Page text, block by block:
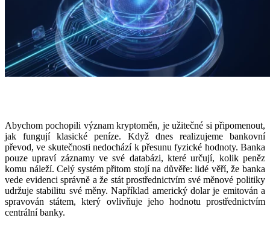
Abychom pochopili význam kryptoměn, je užitečné si připomenout,
jak fungují klasické peníze. Když dnes realizujeme bankovní
převod, ve skutečnosti nedochází k přesunu fyzické hodnoty. Banka
pouze upraví záznamy ve své databázi, které určují, kolik peněz
komu náleží. Celý systém přitom stojí na důvěře: lidé věří, že banka
vede evidenci správně a že stát prostřednictvím své měnové politiky
udržuje stabilitu své měny. Například americký dolar je emitován a
spravován státem, který ovlivňuje jeho hodnotu prostřednictvím
centrální banky.